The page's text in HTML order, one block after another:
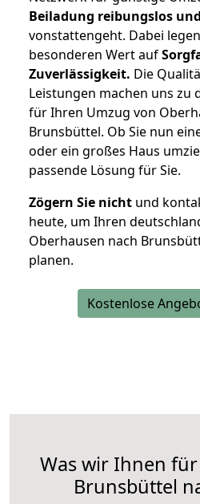
Beiladung reibungslos
vonstattengeht. Dabei
besonderen Wert auf
Zuverlässigkeit. Die
Leistungen machen uns zu
für Ihren Umzug von
Brunsbüttel. Ob Sie nun
oder ein großes Haus
passende Lösung für Sie.
Zögern Sie nicht und
heute, um Ihren
Oberhausen nach
planen.
Kostenlose
Was wir Ihnen
Brunsbüttel